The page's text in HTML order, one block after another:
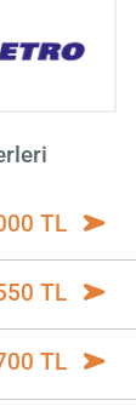
TL
TL
TL